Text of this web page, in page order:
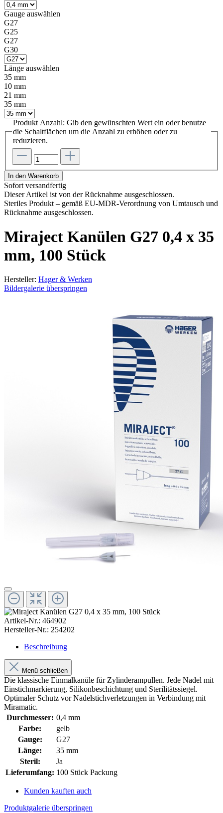
Gauge auswählen
G27
G25
G27
G30
Länge auswählen
35 mm
10 mm
21 mm
35 mm
Produkt Anzahl: Gib den gewünschten Wert ein oder benutze
die Schaltflächen um die Anzahl zu erhöhen oder zu
reduzieren.
In den Warenkorb
Sofort versandfertig
Dieser Artikel ist von der Rücknahme ausgeschlossen.
Steriles Produkt – gemäß EU-MDR-Verordnung von Umtausch und
Rücknahme ausgeschlossen.
Miraject Kanülen G27 0,4 x 35
mm, 100 Stück
Hersteller: Hager & Werken
Bildergalerie überspringen
Artikel-Nr.: 464902
Hersteller-Nr.: 254202
Beschreibung
Menü schließen
Die klassische Einmalkanüle für Zylinderampullen. Jede Nadel mit
Einstichmarkierung, Silikonbeschichtung und Sterilitätssiegel.
Optimaler Schutz vor Nadelstichverletzungen in Verbindung mit
Miramatic.
Durchmesser: 0,4 mm
Farbe:
gelb
Gauge:
G27
Länge:
35 mm
Steril:
Ja
Lieferumfang: 100 Stück Packung
Kunden kauften auch
Produktgalerie überspringen